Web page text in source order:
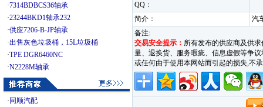
·7314BDBCS36轴承
·23244BKD1轴承232
·供应7206-B-JP轴承
·出售灰色垃圾桶，15L垃圾桶
·TPE DGR6460NC
·N2228M轴承
· 同顺汽配
QQ：
简介：
汽
备注:
交易安全提示： 所有发布的供应商及供
量、退换货、服务瑕疵、信息虚假等争
或任何由于使用本网站而引起的损失,